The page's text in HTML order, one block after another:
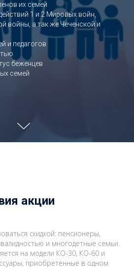
их семей
1 и 2 Мировых войн,
войны, а так же Чеченской и
и педагогов
беженцев
семей
акции
скидкой: пенсионеры,
и многодетные семьи.
на модели КО-30, КО-60 и
приобретенные в одном